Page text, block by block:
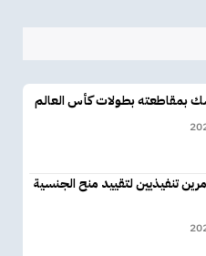
بمقاطعته بطولات كأس العالم
تنفيذيين لتقييد منح الجنسية